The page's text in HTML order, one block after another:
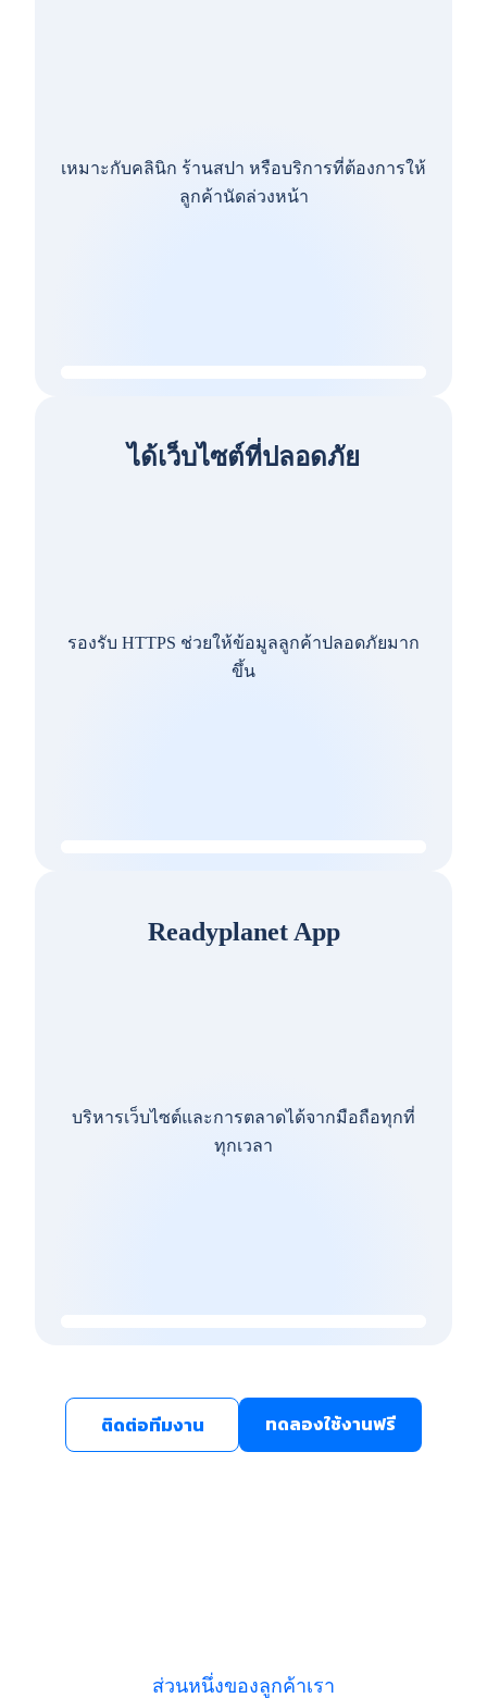
เหมาะกับคลินิก ร้านสปา หรือบริการที่ต้องการให้
ลูกค้านัดล่วงหน้า
ได้เว็บไซต์ที่ปลอดภัย
รองรับ HTTPS ช่วยให้ข้อมูลลูกค้าปลอดภัยมาก
ขึ้น
Readyplanet App
บริหารเว็บไซต์และการตลาดได้จากมือถือทุกที่
ทุกเวลา
ติดต่อทีมงาน ทดลองใช้งานฟรี
ส่วนหนึ่งของลูกค้าเรา